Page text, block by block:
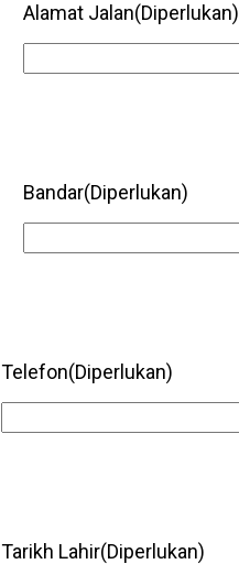
Alamat Jalan(Diperlukan)
Bandar(Diperlukan)
Telefon(Diperlukan)
Tarikh Lahir(Diperlukan)